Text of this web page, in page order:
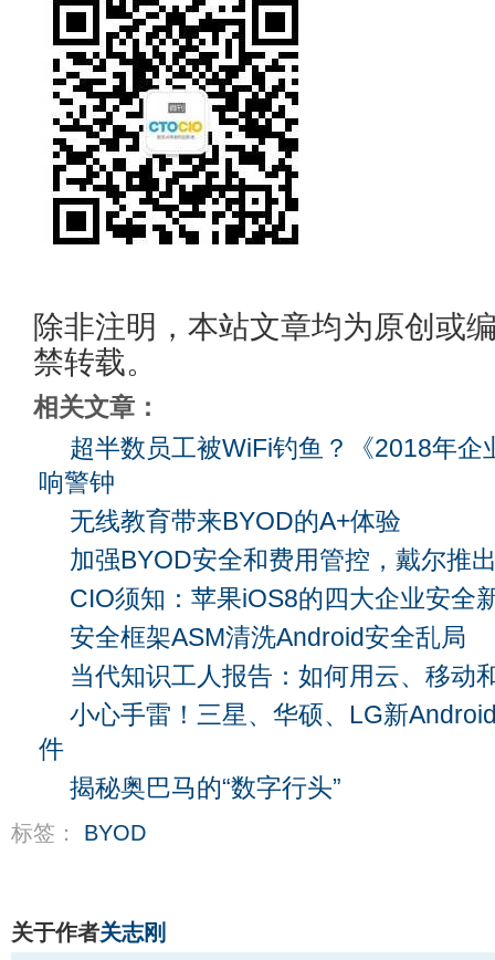
除非注明，本站文章均为原创或
禁转载。
相关文章：
超半数员工被WiFi钓鱼？《2018年企
响警钟
无线教育带来BYOD的A+体验
加强BYOD安全和费用管控，戴尔推
CIO须知：苹果iOS8的四大企业安全
安全框架ASM清洗Android安全乱局
当代知识工人报告：如何用云、移动
小心手雷！三星、华硕、LG新
件
揭秘奥巴马的“数字行头”
标签： BYOD
关于作者关志刚